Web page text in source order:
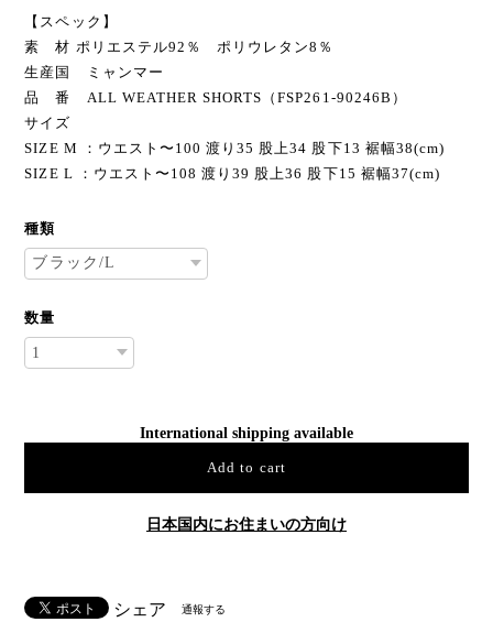
【スペック】
素 材 ポリエステル92％ ポリウレタン8％
生産国 ミャンマー
品 番 ALL WEATHER SHORTS（FSP261-90246B）
サイズ
SIZE M ：ウエスト〜100 渡り35 股上34 股下13 裾幅38(cm)
SIZE L ：ウエスト〜108 渡り39 股上36 股下15 裾幅37(cm)
種類
数量
International shipping available
Add to cart
日本国内にお住まいの方向け
シェア 通報する